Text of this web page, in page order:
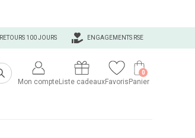
ENGAGEMENTS RSE
RETOURS 100 JOURS
Mon compteListe cadeauxFavorisPanier
0